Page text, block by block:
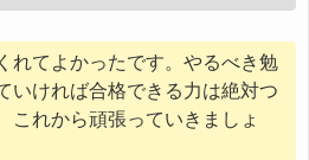
れてよかったです。やるべき勉
いければ合格できる力は絶対つ
これから頑張っていきましょ